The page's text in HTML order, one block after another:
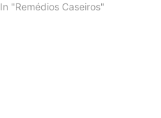
In "Remédios Caseiros"